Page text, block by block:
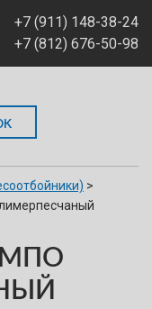
+7 (911) 148-38-24
+7 (812) 676-50-98
проспект, д.63
>